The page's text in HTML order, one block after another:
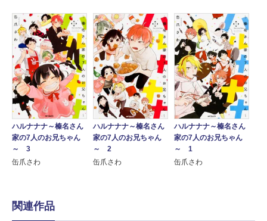
ハルナナナ～榛名さん
家の7人のお兄ちゃん
～ 3
缶爪さわ
ハルナナナ～榛名さん
家の7人のお兄ちゃん
～ 2
缶爪さわ
ハルナナナ～榛名さん
家の7人のお兄ちゃん
～ 1
缶爪さわ
関連作品